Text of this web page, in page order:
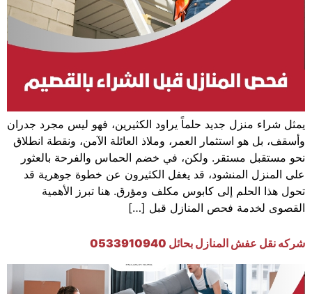
يمثل شراء منزل جديد حلماً يراود الكثيرين، فهو ليس مجرد جدران
وأسقف، بل هو استثمار العمر، وملاذ العائلة الآمن، ونقطة انطلاق
نحو مستقبل مستقر. ولكن، في خضم الحماس والفرحة بالعثور
على المنزل المنشود، قد يغفل الكثيرون عن خطوة جوهرية قد
تحول هذا الحلم إلى كابوس مكلف ومؤرق. هنا تبرز الأهمية
القصوى لخدمة فحص المنازل قبل […]
شركه نقل عفش المنازل بحائل 0533910940